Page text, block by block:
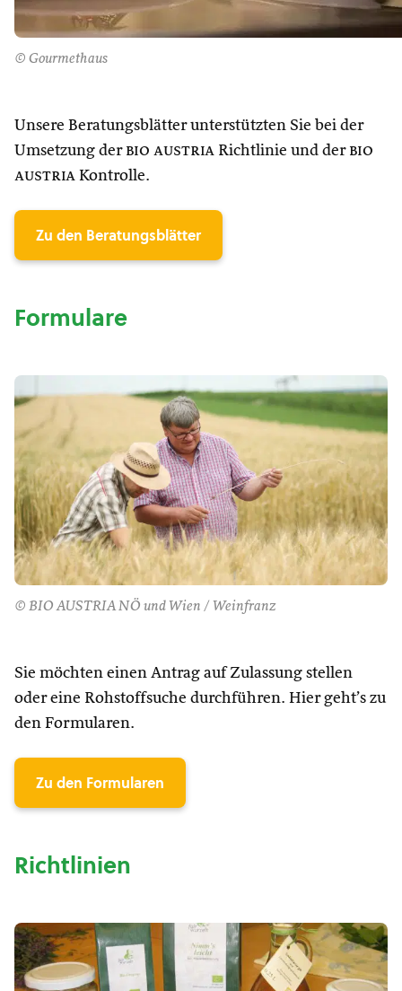
© Gourmethaus
Unsere Beratungsblätter unterstützten Sie bei der
Umsetzung der bio austria Richtlinie und der bio
austria Kontrolle.
Zu den Beratungsblätter
Formulare
© BIO AUSTRIA NÖ und Wien / Weinfranz
Sie möchten einen Antrag auf Zulassung stellen
oder eine Rohstoffsuche durchführen. Hier geht’s zu
den Formularen.
Zu den Formularen
Richtlinien